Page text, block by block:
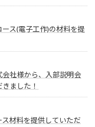
ス(電子工作)の材料を提
社様から、入部説明会
ました！
材料を提供していただ